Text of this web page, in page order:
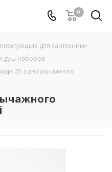
0
для сантехники -
душ наборов -
25 однорычажного